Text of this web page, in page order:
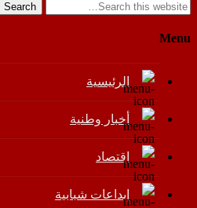
Search
Menu
الرئيسية
أخبار وطنية
اقتصاد
إبداعات شبابية